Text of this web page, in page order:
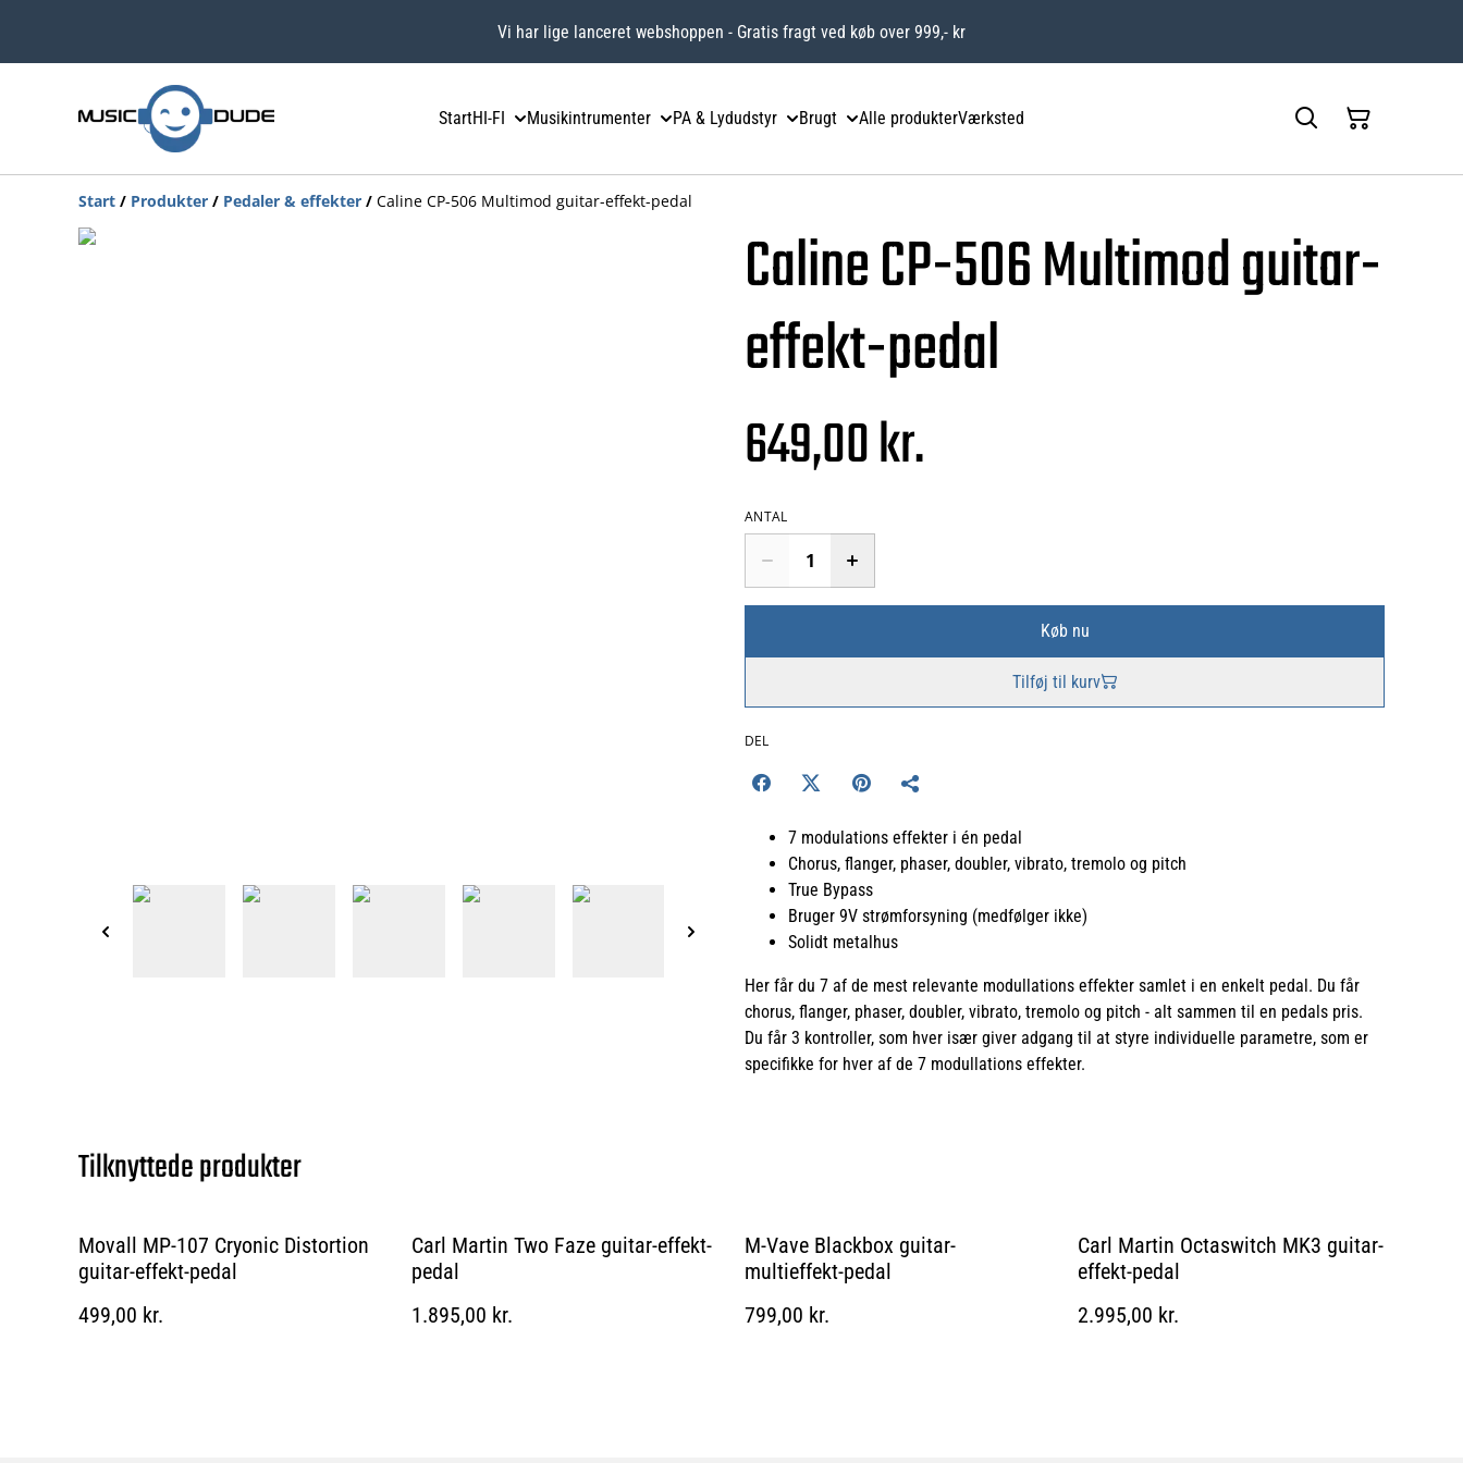
Vi har lige lanceret webshoppen - Gratis fragt ved køb over 999,- kr
StartHI-FI Musikintrumenter PA & Lydudstyr Brugt Alle produkterVærksted
Start / Produkter / Pedaler & effekter / Caline CP-506 Multimod guitar-effekt-pedal
Caline CP-506 Multimod guitar-
effekt-pedal
649,00 kr.
ANTAL
Køb nu
Tilføj til kurv
DEL
7 modulations effekter i én pedal
Chorus, flanger, phaser, doubler, vibrato, tremolo og pitch
True Bypass
Bruger 9V strømforsyning (medfølger ikke)
Solidt metalhus
Her får du 7 af de mest relevante modullations effekter samlet i en enkelt pedal. Du får
chorus, flanger, phaser, doubler, vibrato, tremolo og pitch - alt sammen til en pedals pris.
Du får 3 kontroller, som hver især giver adgang til at styre individuelle parametre, som er
specifikke for hver af de 7 modullations effekter.
Tilknyttede produkter
Movall MP-107 Cryonic Distortion
guitar-effekt-pedal
499,00 kr.
Carl Martin Two Faze guitar-effekt-
pedal
1.895,00 kr.
M-Vave Blackbox guitar-
multieffekt-pedal
799,00 kr.
Carl Martin Octaswitch MK3 guitar-
effekt-pedal
2.995,00 kr.